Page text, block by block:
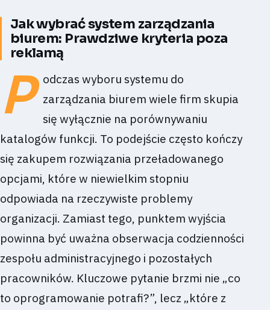
Jak wybrać system zarządzania
biurem: Prawdziwe kryteria poza
reklamą
P
odczas wyboru systemu do
zarządzania biurem wiele firm skupia
się wyłącznie na porównywaniu
katalogów funkcji. To podejście często kończy
się zakupem rozwiązania przeładowanego
opcjami, które w niewielkim stopniu
odpowiada na rzeczywiste problemy
organizacji. Zamiast tego, punktem wyjścia
powinna być uważna obserwacja codzienności
zespołu administracyjnego i pozostałych
pracowników. Kluczowe pytanie brzmi nie „co
to oprogramowanie potrafi?”, lecz „które z